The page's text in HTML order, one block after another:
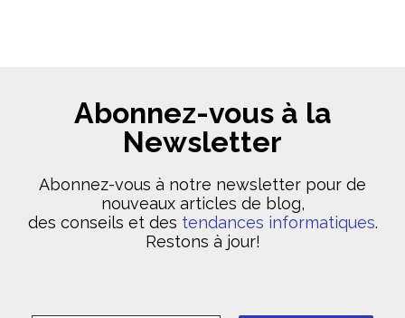
Abonnez-vous à la
Newsletter
Abonnez-vous à notre newsletter pour de
nouveaux articles de blog,
des conseils et des tendances informatiques.
Restons à jour!